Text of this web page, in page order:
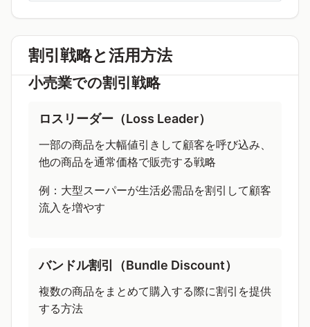
割引戦略と活用方法
小売業での割引戦略
ロスリーダー（Loss Leader）
一部の商品を大幅値引きして顧客を呼び込み、
他の商品を通常価格で販売する戦略
例：大型スーパーが生活必需品を割引して顧客
流入を増やす
バンドル割引（Bundle Discount）
複数の商品をまとめて購入する際に割引を提供
する方法